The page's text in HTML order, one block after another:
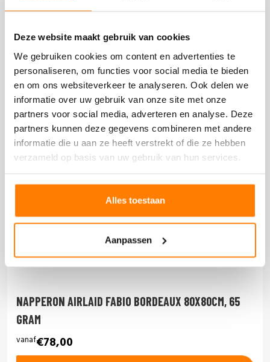
Deze website maakt gebruik van cookies
We gebruiken cookies om content en advertenties te
personaliseren, om functies voor social media te bieden
en om ons websiteverkeer te analyseren. Ook delen we
informatie over uw gebruik van onze site met onze
partners voor social media, adverteren en analyse. Deze
partners kunnen deze gegevens combineren met andere
informatie die u aan ze heeft verstrekt of die ze hebben
verzameld op basis van uw gebruik van hun services.
Alles toestaan
Aanpassen
DOOS 60 STUKS
NAPPERON AIRLAID FABIO BORDEAUX 80X80CM, 65
GRAM
vanaf€78,00